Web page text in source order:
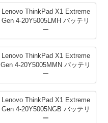
Lenovo ThinkPad X1 Extreme
Gen 4-20Y5005LMH バッテリ
ー
Lenovo ThinkPad X1 Extreme
Gen 4-20Y5005MMN バッテリ
ー
Lenovo ThinkPad X1 Extreme
Gen 4-20Y5005NGB バッテリ
ー